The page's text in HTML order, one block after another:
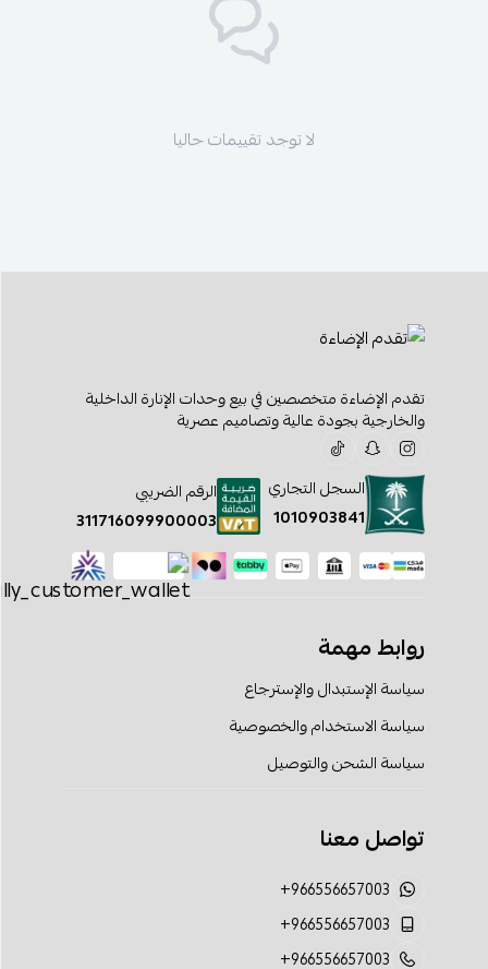
لا توجد تقييمات حاليا
تقدم الإضاءة متخصصين في بيع وحدات الإنارة الداخلية
والخارجية بجودة عالية وتصاميم عصرية
السجل التجاري
1010903841
الرقم الضريبي
311716099900003
روابط مهمة
سياسة الإستبدال والإسترجاع
سياسة الاستخدام والخصوصية
سياسة الشحن والتوصيل
تواصل معنا
+966556657003
+966556657003
+966556657003